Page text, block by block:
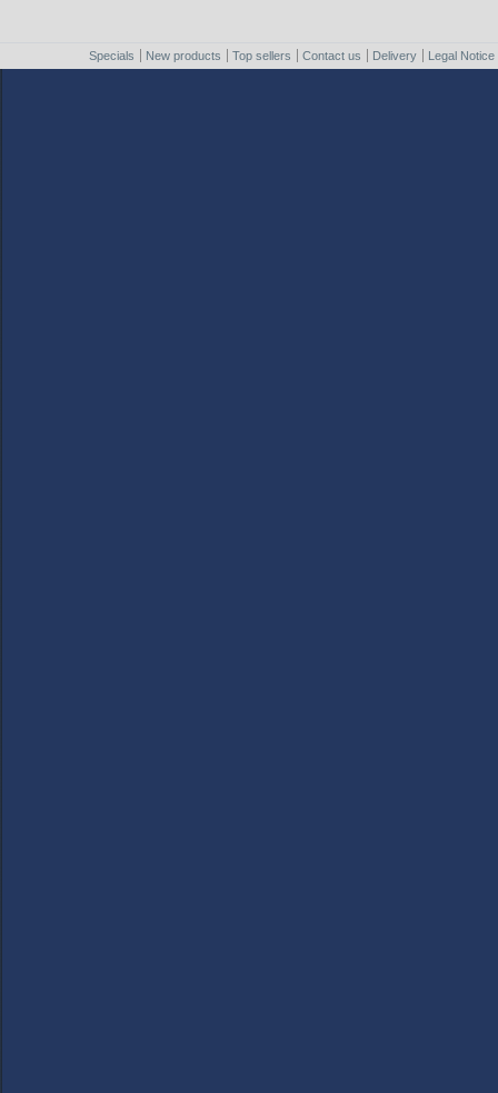
Specials New products Top sellers Contact us Delivery Legal Notice